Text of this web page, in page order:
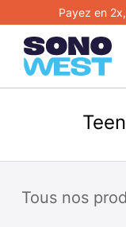
Payez en
Tous nos